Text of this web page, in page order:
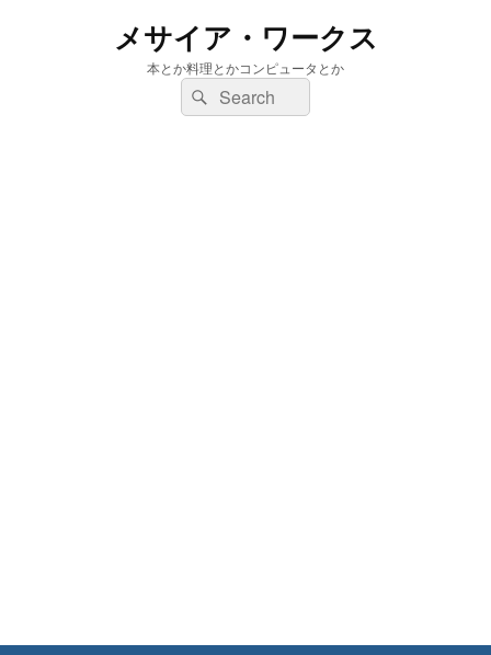
メサイア・ワークス
本とか料理とかコンピュータとか
検
索:
検
索